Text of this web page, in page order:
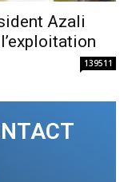
Azali
139511